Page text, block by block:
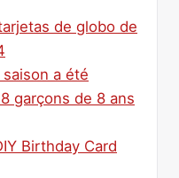
de globo de
a été
garçons de 8 ans
Birthday Card